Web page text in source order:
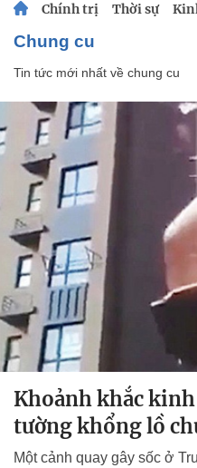
Chính trị Thời sự
chung cu
Tin tức mới nhất về chung cu
Khoảnh khắc
tường khổng lồ
Một cảnh quay gây sốc ở